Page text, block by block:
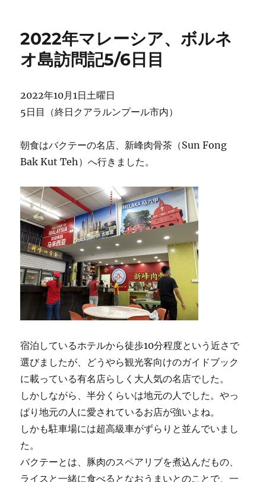
ー
2022年マレーシア、ボルネ
オ島訪問記5/6日目
2022年10月1日土曜日
5日目（終日クアラルンプール市内）
朝食はバクテーの名店、新峰肉骨茶（Sun Fong
Bak Kut Teh）へ行きました。
宿泊しているホテルから徒歩10分程度という近さで
選びましたが、どうやら観光客向けのガイドブック
に載っている有名店らしく大人気の名店でした。
しかしながら、半分くらいは地元の人でした。やっ
ぱり地元の人に愛されているお店が強いよね。
しかも駐車場には超高級車がずらりと並んでいまし
た。
バクテーとは、豚肉のスペアリブを煮込んだもの、
ライスと一緒に食べるとなおうまいとのことで、一